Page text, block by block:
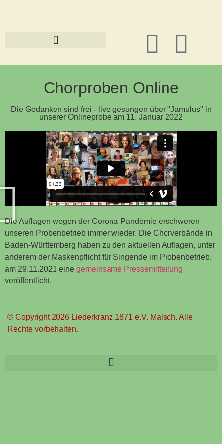
Chorproben Online
Die Gedanken sind frei - live gesungen über "Jamulus" in
unserer Onlineprobe am 11. Januar 2022
Die Auflagen wegen der Corona-Pandemie erschweren
unseren Probenbetrieb immer wieder. Die Chorverbände in
Baden-Württemberg haben zu den aktuellen Auflagen, unter
anderem der Maskenpflicht für Singende im Probenbetrieb,
am 29.11.2021 eine gemeinsame Pressemitteilung
veröffentlicht.
© Copyright 2026 Liederkranz 1871 e.V. Malsch. Alle
Rechte vorbehalten.